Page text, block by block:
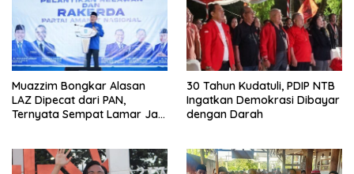
Muazzim Bongkar Alasan
LAZ Dipecat dari PAN,
Ternyata Sempat Lamar Jadi
30 Tahun Kudatuli, PDIP NTB
Ingatkan Demokrasi Dibayar
dengan Darah